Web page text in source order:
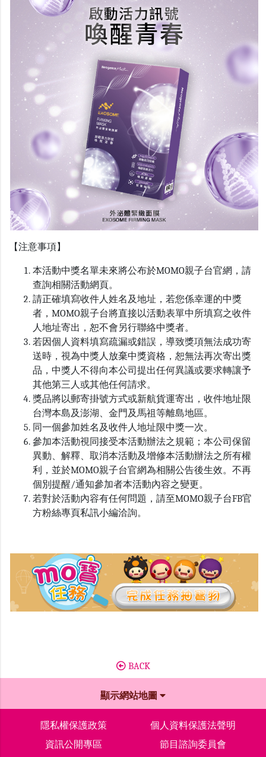
【注意事項】
本活動中獎名單未來將公布於MOMO親子台官網，請
查詢相關活動網頁。
請正確填寫收件人姓名及地址，若您係幸運的中獎
者，MOMO親子台將直接以活動表單中所填寫之收件
人地址寄出，恕不會另行聯絡中獎者。
若因個人資料填寫疏漏或錯誤，導致獎項無法成功寄
送時，視為中獎人放棄中獎資格，恕無法再次寄出獎
品，中獎人不得向本公司提出任何異議或要求轉讓予
其他第三人或其他任何請求。
獎品將以郵寄掛號方式或新航貨運寄出，收件地址限
台灣本島及澎湖、金門及馬祖等離島地區。
同一個參加姓名及收件人地址限中獎一次。
參加本活動視同接受本活動辦法之規範；本公司保留
異動、解釋、取消本活動及增修本活動辦法之所有權
利，並於MOMO親子台官網為相關公告後生效。不再
個別提醒/通知參加者本活動內容之變更。
若對於活動內容有任何問題，請至MOMO親子台FB官
方粉絲專頁私訊小編洽詢。
BACK
顯示網站地圖
隱私權保護政策
個人資料保護法聲明
資訊公開專區
節目諮詢委員會